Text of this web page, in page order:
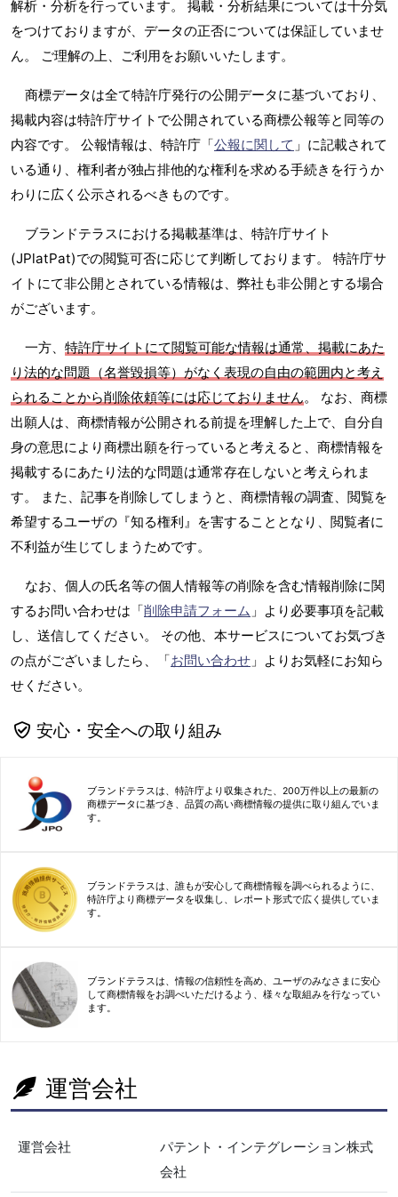
解析・分析を行っています。 掲載・分析結果については十分気
をつけておりますが、データの正否については保証していませ
ん。 ご理解の上、ご利用をお願いいたします。
商標データは全て特許庁発行の公開データに基づいており、
掲載内容は特許庁サイトで公開されている商標公報等と同等の
内容です。 公報情報は、特許庁「公報に関して 」に記載されて
いる通り、権利者が独占排他的な権利を求める手続きを行うか
わりに広く公示されるべきものです。
ブランドテラスにおける掲載基準は、特許庁サイト
(JPlatPat)での閲覧可否に応じて判断しております。 特許庁サ
イトにて非公開とされている情報は、弊社も非公開とする場合
がございます。
一方、 特許庁サイトにて閲覧可能な情報は通常、掲載にあた
り法的な問題（名誉毀損等）がなく表現の自由の範囲内と考え
られることから削除依頼等には応じておりません。 なお、商標
出願人は、商標情報が公開される前提を理解した上で、自分自
身の意思により商標出願を行っていると考えると、商標情報を
掲載するにあたり法的な問題は通常存在しないと考えられま
す。 また、記事を削除してしまうと、商標情報の調査、閲覧を
希望するユーザの『知る権利』を害することとなり、閲覧者に
不利益が生じてしまうためです。
なお、個人の氏名等の個人情報等の削除を含む情報削除に関
するお問い合わせは「削除申請フォーム 」より必要事項を記載
し、送信してください。 その他、本サービスについてお気づき
の点がございましたら、「お問い合わせ 」よりお気軽にお知ら
せください。
安心・安全への取り組み
ブランドテラスは、特許庁より収集された、200万件以上の最新の
商標データに基づき、品質の高い商標情報の提供に取り組んでいま
す。
ブランドテラスは、誰もが安心して商標情報を調べられるように、
特許庁より商標データを収集し、レポート形式で広く提供していま
す。
ブランドテラスは、情報の信頼性を高め、ユーザのみなさまに安心
して商標情報をお調べいただけるよう、様々な取組みを行なってい
ます。
運営会社
運営会社
パテント・インテグレーション株式
会社